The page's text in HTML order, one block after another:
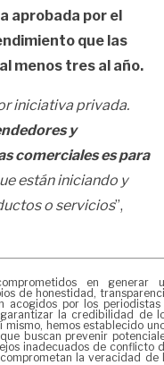
aprobada por el
que las
menos tres al año.
iniciativa privada.
y
comerciales es para
están iniciando y
o servicios”,
en generar
de honestidad,
acogidos por los periodistas
la credibilidad de
hemos establecido
buscan prevenir
inadecuados de conflicto
la veracidad de